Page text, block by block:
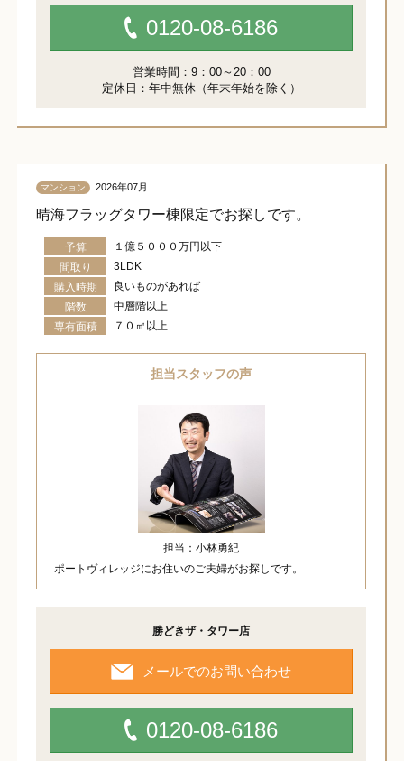
0120-08-6186
営業時間：9：00～20：00
定休日：年中無休（年末年始を除く）
マンション 2026年07月
晴海フラッグタワー棟限定でお探しです。
予算
１億５０００万円以下
間取り
3LDK
購入時期
良いものがあれば
階数
中層階以上
専有面積
７０㎡以上
担当スタッフの声
担当：小林勇紀
ポートヴィレッジにお住いのご夫婦がお探しです。
勝どきザ・タワー店
メールでのお問い合わせ
0120-08-6186